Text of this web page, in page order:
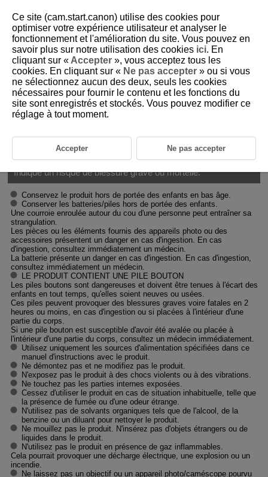
D388-011
Instructions en matière de sécurité
Veuillez lire ces instructions en vue d'une utilisation du produit en toute
sécurité.
Suivez ces instructions afin d'éviter toute blessure de l'utilisateur du
AVERTISSEMENT :
Indique un risque de blessure grave ou mortelle.
Conservez le produit hors de portée des enfants en bas âge.
Conserver les batteries/piles hors de portée des enfants.
Une courroie enroulée autour du cou d'une personne peut entraîner sa
strangulation.
Les pièces ou les éléments fournis des appareils photo ou des
accessoires présentent un danger en cas d'ingestion. En cas
d'ingestion, consultez immédiatement un médecin.
La batterie présente un danger en cas d'ingestion. En cas d'ingestion,
consultez immédiatement un médecin.
LE PRODUIT CONTIENT UNE PILE BOUTON
Les piles boutons sont dangereuses et doivent être tenues à l'écart des
enfants en tout temps, qu'elles soient neuves ou usées.
Ces piles peuvent provoquer des blessures graves voire fatales en 2
heures ou moins, en cas d'ingestion ou si placées à l'intérieur d'une
partie du corps.
Si une pile bouton est susceptible d'avoir été avalée ou placée à
l'intérieur d'une partie du corps, consultez un médecin immédiatement.
Utilisez uniquement les sources d'alimentation spécifiées dans ce
manuel d'instructions avec le produit.
Ne démontez pas et ne modifiez pas le produit.
N'exposez pas le produit à des chocs violents ou à des vibrations.
Ne touchez pas les parties internes exposées.
Cessez d'utiliser le produit en cas de situation inhabituelle, telle que
la présence de fumée ou d'une odeur étrange.
N'utilisez pas de solvants organiques tels que de l'alcool, de la
benzine ou un diluant pour nettoyer le produit.
Ne mouillez pas le produit. N'insérez pas d'objets étrangers ou de
liquides dans le produit.
N'utilisez pas le produit en présence de gaz inflammables.
Cela pourrait provoquer une décharge électrique, une explosion ou un
incendie.
Ne laissez pas un objectif ou un appareil photo/caméscope pourvu
Ce site (cam.start.canon) utilise des cookies pour
optimiser votre expérience utilisateur et analyser le
fonctionnement et l'amélioration du site. Vous pouvez en
savoir plus sur notre utilisation des cookies ici. En
cliquant sur « Accepter », vous acceptez tous les
cookies. En cliquant sur « Ne pas accepter » ou si vous
ne sélectionnez aucun des deux, seuls les cookies
nécessaires pour fournir le contenu et les fonctions du
site sont enregistrés et stockés. Vous pouvez modifier ce
réglage à tout moment.
Accepter Ne pas accepter